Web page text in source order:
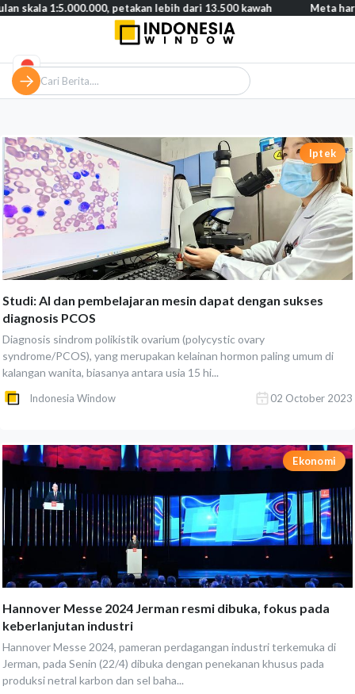
Iptek
Studi: AI dan pembelajaran mesin dapat dengan sukses
diagnosis PCOS
Diagnosis sindrom polikistik ovarium (polycystic ovary
syndrome/PCOS), yang merupakan kelainan hormon paling umum di
kalangan wanita, biasanya antara usia 15 hi...
Indonesia Window 02 October 2023
Ekonomi
Hannover Messe 2024 Jerman resmi dibuka, fokus pada
keberlanjutan industri
Hannover Messe 2024, pameran perdagangan industri terkemuka di
Jerman, pada Senin (22/4) dibuka dengan penekanan khusus pada
produksi netral karbon dan sel baha...
1:5.000.000, petakan lebih dari 13.500 kawah Meta